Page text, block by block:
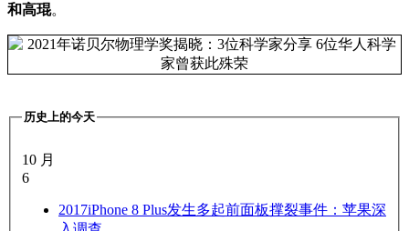
和高琨。
历史上的今天
10 月
6
2017iPhone 8 Plus发生多起前面板撑裂事件：苹果深